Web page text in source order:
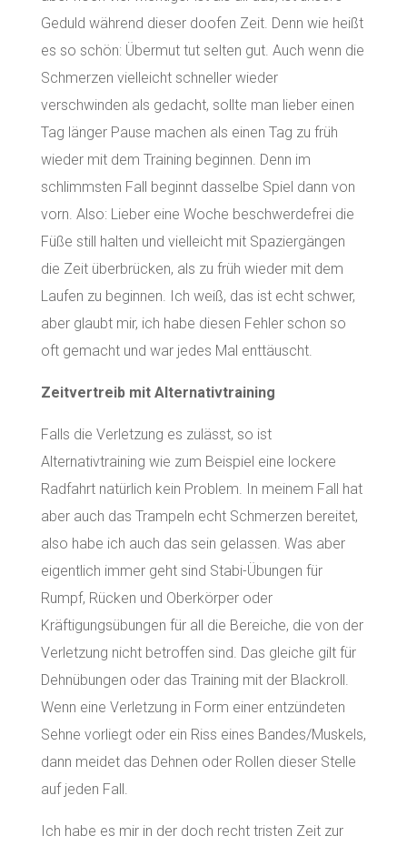
Geduld während dieser doofen Zeit. Denn wie heißt
es so schön: Übermut tut selten gut. Auch wenn die
Schmerzen vielleicht schneller wieder
verschwinden als gedacht, sollte man lieber einen
Tag länger Pause machen als einen Tag zu früh
wieder mit dem Training beginnen. Denn im
schlimmsten Fall beginnt dasselbe Spiel dann von
vorn. Also: Lieber eine Woche beschwerdefrei die
Füße still halten und vielleicht mit Spaziergängen
die Zeit überbrücken, als zu früh wieder mit dem
Laufen zu beginnen. Ich weiß, das ist echt schwer,
aber glaubt mir, ich habe diesen Fehler schon so
oft gemacht und war jedes Mal enttäuscht.
Zeitvertreib mit Alternativtraining
Falls die Verletzung es zulässt, so ist
Alternativtraining wie zum Beispiel eine lockere
Radfahrt natürlich kein Problem. In meinem Fall hat
aber auch das Trampeln echt Schmerzen bereitet,
also habe ich auch das sein gelassen. Was aber
eigentlich immer geht sind Stabi-Übungen für
Rumpf, Rücken und Oberkörper oder
Kräftigungsübungen für all die Bereiche, die von der
Verletzung nicht betroffen sind. Das gleiche gilt für
Dehnübungen oder das Training mit der Blackroll.
Wenn eine Verletzung in Form einer entzündeten
Sehne vorliegt oder ein Riss eines Bandes/Muskels,
dann meidet das Dehnen oder Rollen dieser Stelle
auf jeden Fall.
Ich habe es mir in der doch recht tristen Zeit zur